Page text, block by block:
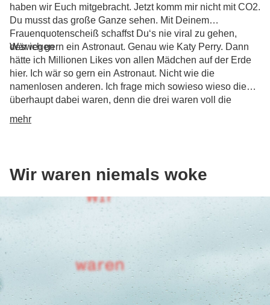
haben wir Euch mitgebracht. Jetzt komm mir nicht mit CO2.
Du musst das große Ganze sehen. Mit Deinem
Frauenquotenscheiß schaffst Du‘s nie viral zu gehen,
deswegen
Wär ich gern ein Astronaut. Genau wie Katy Perry. Dann
hätte ich Millionen Likes von allen Mädchen auf der Erde
hier. Ich wär so gern ein Astronaut. Nicht wie die
namenlosen anderen. Ich frage mich sowieso wieso die
überhaupt dabei waren, denn die drei waren voll die
Langweiler. Katy Perry ist viel geiler.
mehr
Wir waren niemals woke